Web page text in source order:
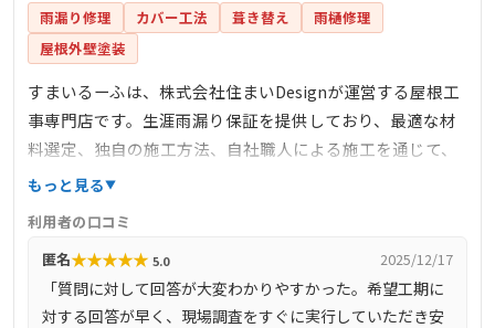
雨漏り修理 カバー工法 葺き替え
雨樋修理
屋根外壁塗装
すまいるーふは、株式会社住まいDesignが運営する屋根工
事専門店です。生涯雨漏り保証を提供しており、最適な材
料選定、独自の施工方法、自社職人による施工を通じて、
雨漏りしない住まいの安心を提供しています。完全自社施
任を持って施工を行っています。また、しつこい営業を一
切行わず、お客様のご要望に沿った最善の提案を心掛けて
います。
もっと見る
利用者の口コミ
匿名★★★★★ 5.0 2025/12/17
「質問に対して回答が大変わかりやすかった。希望工期に
対する回答が早く、現場調査をすぐに実行していただき安